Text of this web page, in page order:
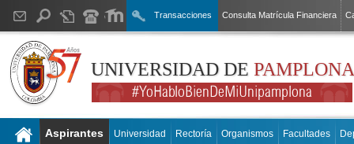
Transacciones Consulta Matrícula Financiera
UNIVERSIDAD DE PAMPLONA
Aspirantes Universidad Rectoría Organismos Facultades